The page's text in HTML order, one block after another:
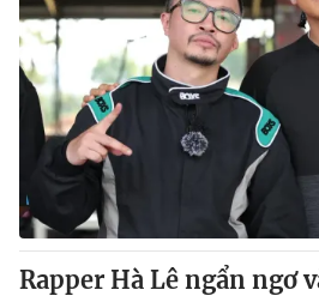
Rapper Hà Lê ngẩn ngơ